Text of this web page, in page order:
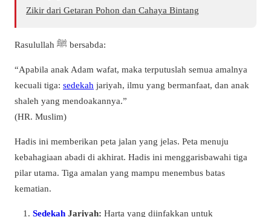
Zikir dari Getaran Pohon dan Cahaya Bintang
Rasulullah ﷺ bersabda:
“Apabila anak Adam wafat, maka terputuslah semua amalnya
kecuali tiga: sedekah jariyah, ilmu yang bermanfaat, dan anak
shaleh yang mendoakannya.”
(HR. Muslim)
Hadis ini memberikan peta jalan yang jelas. Peta menuju
kebahagiaan abadi di akhirat. Hadis ini menggarisbawahi tiga
pilar utama. Tiga amalan yang mampu menembus batas
kematian.
Sedekah Jariyah: Harta yang diinfakkan untuk